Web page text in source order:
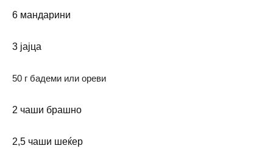
6 мандарини
3 јајца
50 г бадеми или ореви
2 чаши брашно
2,5 чаши шеќер